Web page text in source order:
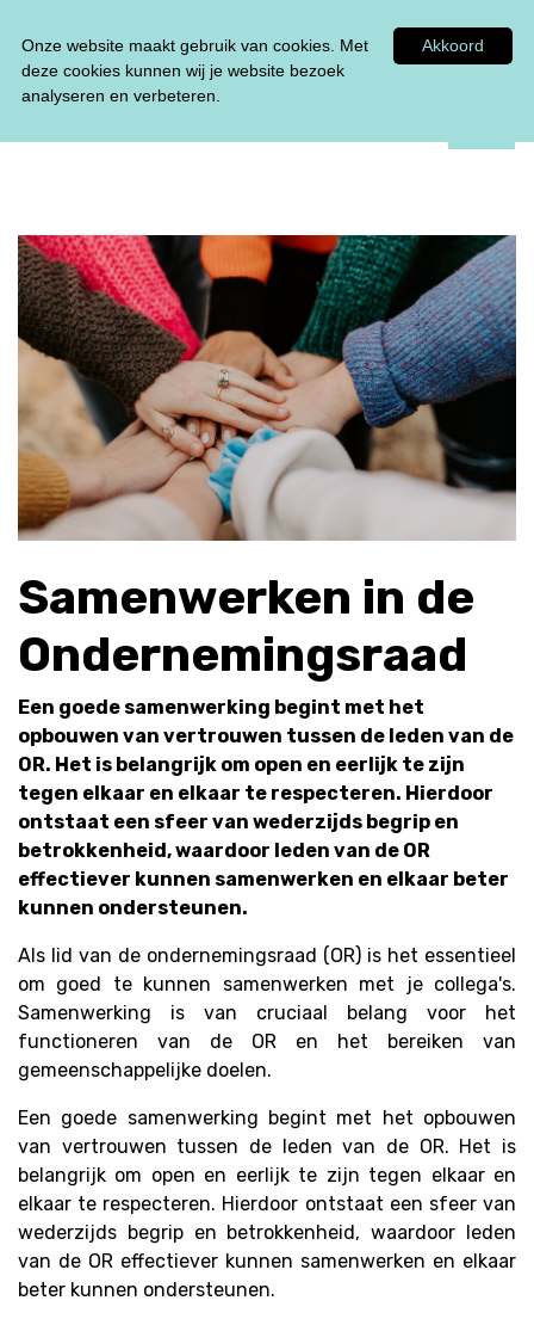
Samenwerken in de
Ondernemingsraad
Een goede samenwerking begint met het
opbouwen van vertrouwen tussen de leden van de
OR. Het is belangrijk om open en eerlijk te zijn
tegen elkaar en elkaar te respecteren. Hierdoor
ontstaat een sfeer van wederzijds begrip en
betrokkenheid, waardoor leden van de OR
effectiever kunnen samenwerken en elkaar beter
kunnen ondersteunen.
Als lid van de ondernemingsraad (OR) is het essentieel
om goed te kunnen samenwerken met je collega's.
Samenwerking is van cruciaal belang voor het
functioneren van de OR en het bereiken van
gemeenschappelijke doelen.
Een goede samenwerking begint met het opbouwen
van vertrouwen tussen de leden van de OR. Het is
belangrijk om open en eerlijk te zijn tegen elkaar en
elkaar te respecteren. Hierdoor ontstaat een sfeer van
wederzijds begrip en betrokkenheid, waardoor leden
van de OR effectiever kunnen samenwerken en elkaar
beter kunnen ondersteunen.
Akkoord
Onze website maakt gebruik van cookies. Met
deze cookies kunnen wij je website bezoek
analyseren en verbeteren.